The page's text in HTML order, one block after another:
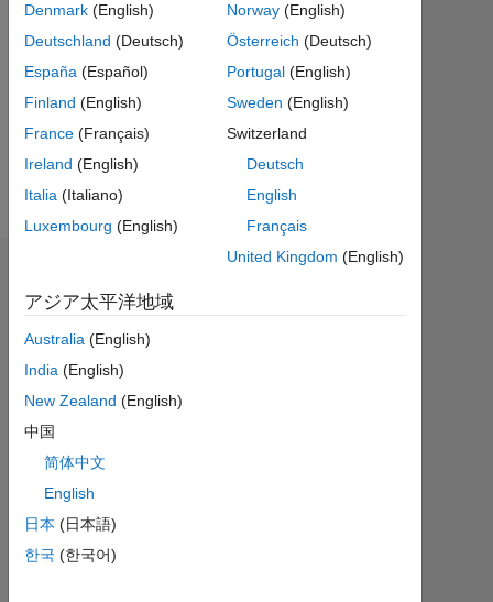
Following:
計
コントリビューション L
1
Denmark (English)
Deutschland (Deutsch)
España (Español)
Finland (English)
France (Français)
Ireland (English)
Italia (Italiano)
Luxembourg (English)
Norway (English)
Österreich (Deutsch)
Portugal (English)
Sweden (English)
Switzerland
Deutsch
English
Français
United Kingdom (English)
アジア太平洋地域
Australia (English)
India (English)
New Zealand (English)
中国
简体中文
English
日本 (日本語)
한국 (한국어)